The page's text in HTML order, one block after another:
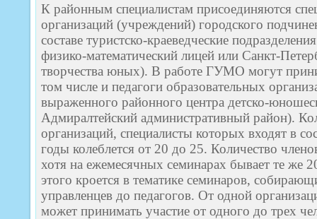
К районным специалистам присоединяются
организаций (учреждений) городского
составе туристско-краеведческие
физико-математический лицей или Санкт-
творчества юных). В работе ГУМО могут
том числе и педагоги образовательных
выраженного районного центра детско-
Адмиралтейский административный район).
организаций, специалисты которых входят в
годы колеблется от 20 до 25. Количество
хотя на ежемесячных семинарах бывает те же
этого кроется в тематике семинаров,
управленцев до педагогов. От одной
может принимать участие от одного до трех